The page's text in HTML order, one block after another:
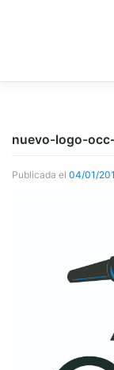
nuevo-logo-
Publicada el 04/01/